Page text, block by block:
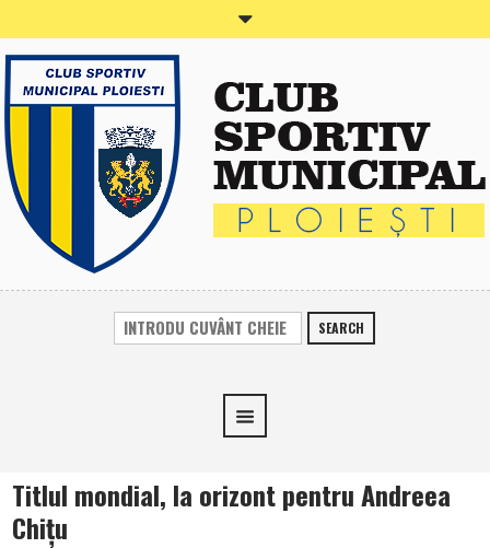
SEARCH
Titlul mondial, la orizont pentru Andreea
Chițu